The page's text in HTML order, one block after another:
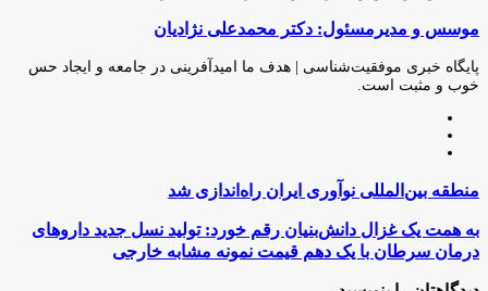
از
ایمیل
موسس و مدیرمسئول: دکتر محمدعلی نژادیان
پایگاه خبری موفقیت‌شناسی | هدف ما امیدآفرینی در جامعه و ایجاد حس
خوب و مثبت است.
منطقه
نوآوری
ایران
راه‌اندازی
منطقه بین‌المللی نوآوری ایران راه‌اندازی شد
به
همت
یک
غزال
به همت یک غزال دانش‌بنیان رقم خورد: تولید نسل جدید داروهای
درمان سرطان با یک دهم قیمت نمونه مشابه خارجی